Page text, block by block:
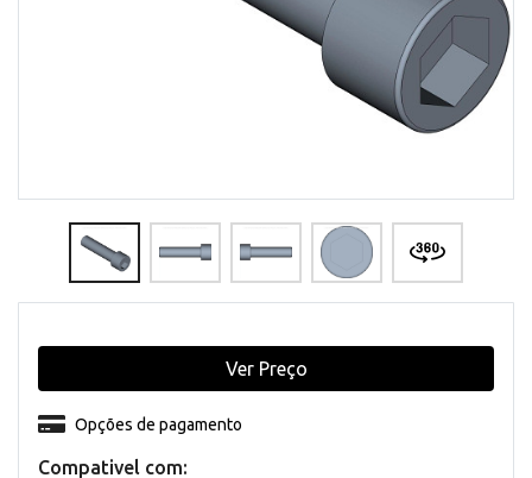
Compativel com:
Opções de pagamento
Ver Preço